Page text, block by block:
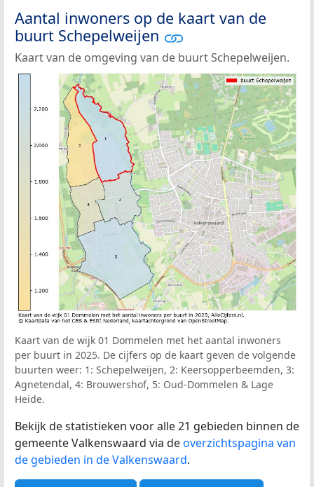
Aantal inwoners op de kaart van de
buurt Schepelweijen
Kaart van de omgeving van de buurt Schepelweijen.
Kaart van de wijk 01 Dommelen met het aantal inwoners
per buurt in 2025. De cijfers op de kaart geven de volgende
buurten weer: 1: Schepelweijen, 2: Keersopperbeemden, 3:
Agnetendal, 4: Brouwershof, 5: Oud-Dommelen & Lage
Heide.
Bekijk de statistieken voor alle 21 gebieden binnen de
gemeente Valkenswaard via deoverzichtspagina van
de gebieden in de Valkenswaard.